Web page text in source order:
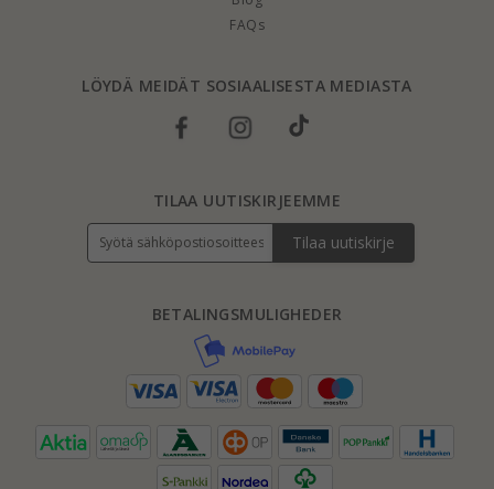
FAQs
LÖYDÄ MEIDÄT SOSIAALISESTA MEDIASTA
BETALINGSMULIGHEDER
TILAA UUTISKIRJEEMME
Tilaa uutiskirje